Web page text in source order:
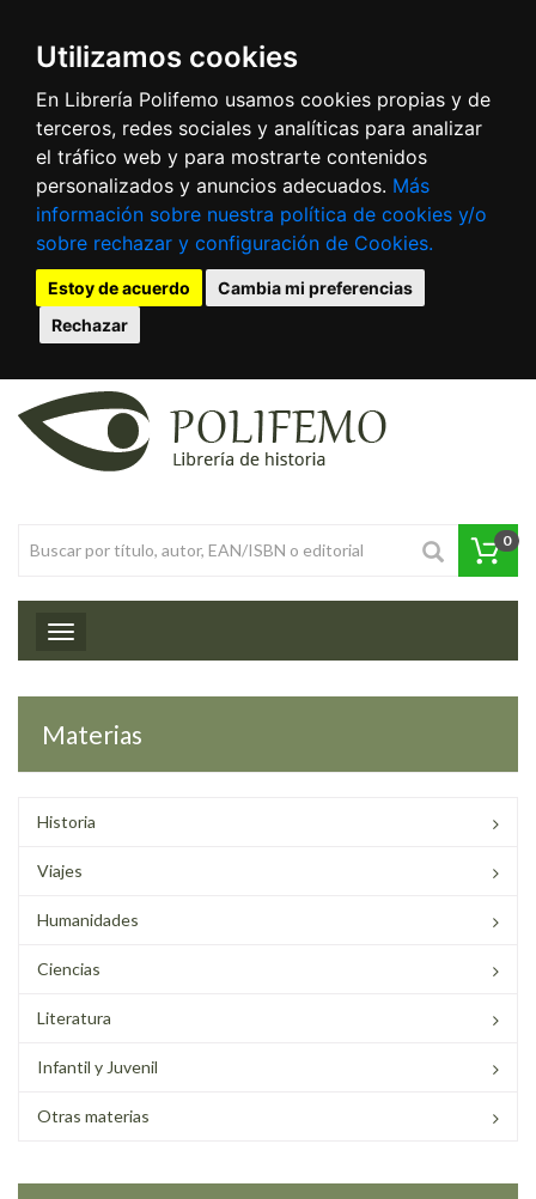
Utilizamos cookies
En Librería Polifemo usamos cookies propias y de
terceros, redes sociales y analíticas para analizar
el tráfico web y para mostrarte contenidos
personalizados y anuncios adecuados. Más
información sobre nuestra política de cookies y/o
sobre rechazar y configuración de Cookies.
Estoy de acuerdo
Cambia mi preferencias
Rechazar
0
Toggle navigation
Materias
Historia
Viajes
Humanidades
Ciencias
Literatura
Infantil y Juvenil
Otras materias